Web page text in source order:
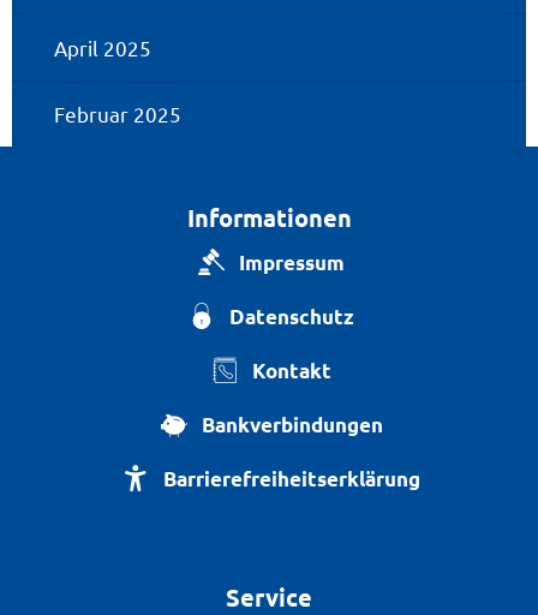
April 2025
Februar 2025
Informationen
Impressum
Datenschutz
Kontakt
Bankverbindungen
Barrierefreiheitserklärung
Service